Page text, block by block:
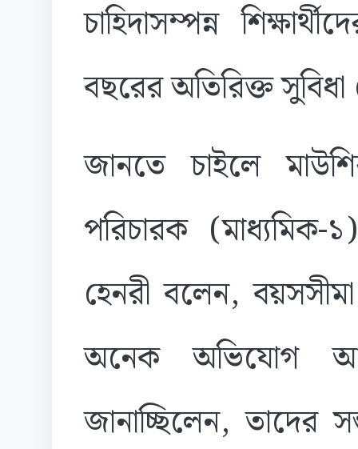
চাহিদাসম্পন্ন
বছরের অতিরিক্ত
জানতে চাইলে
পরিচারক
হেনরী বলেন,
অনেক অভিযোগ
জানাচ্ছিলেন, তাদের